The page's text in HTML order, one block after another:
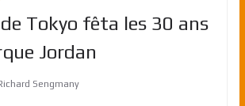
de Tokyo fêta les 30 ans
Jordan
Sengmany